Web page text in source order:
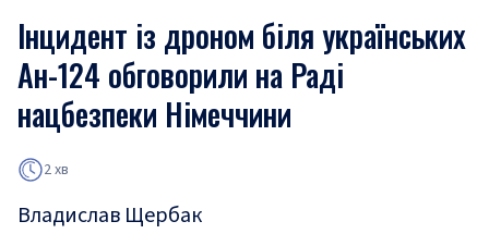
Інцидент із дроном біля українських
Ан-124 обговорили на Раді
нацбезпеки Німеччини
2 хв
Владислав Щербак